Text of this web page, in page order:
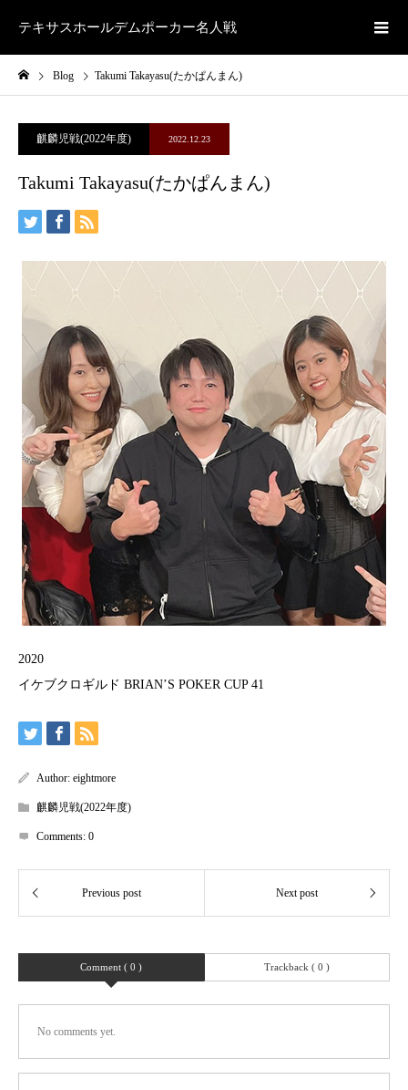
テキサスホールデムポーカー名人戦
Blog Takumi Takayasu(たかぱんまん)
麒麟児戦(2022年度) 2022.12.23
Takumi Takayasu(たかぱんまん)
2020
イケブクロギルド BRIAN’S POKER CUP 41
Author: eightmore
麒麟児戦(2022年度)
Comments: 0
Comment ( 0 ) Trackback ( 0 )
No comments yet.